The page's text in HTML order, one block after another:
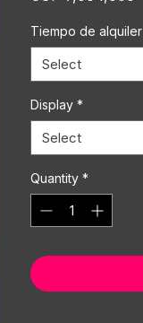
Tiempo de alquiler
Select
Display *
Select
Quantity *